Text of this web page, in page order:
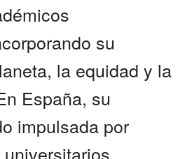
su
la equidad y la
España, su
impulsada por